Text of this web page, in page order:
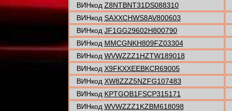
ВИНкод Z8NTBNT31DS088310
ВИНкод SAXXCHWS8AV800603
ВИНкод JF1GG29602H800790
ВИНкод MMCGNKH809FZ03304
ВИНкод WVWZZZ1HZTW189018
ВИНкод X9FKXXEEBKCR69005
ВИНкод XW8ZZZ5NZFG107483
ВИНкод KPTGOB1FSCP315171
ВИНкод WVWZZZ1KZBM618098